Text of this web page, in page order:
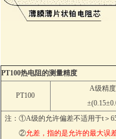
PT100热电阻的测量精度
PT100
A级精
注：①A级的允许偏差不适用于t＞
②允差，指的是允许的最大误